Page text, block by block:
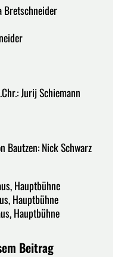
Bretschneider
Jurij Schiemann
Bautzen: Nick Schwarz
Hauptbühne
Hauptbühne
Hauptbühne
Beitrag